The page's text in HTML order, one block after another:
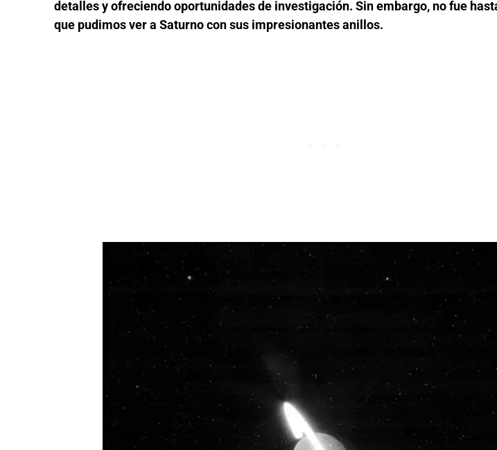
detalles y ofreciendo oportunidades de investigación. Sin embargo, no fue
que pudimos ver a Saturno con sus impresionantes anillos.